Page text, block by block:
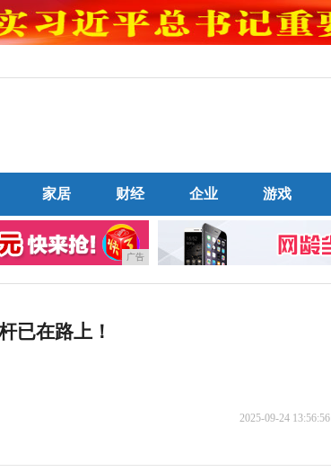
家居 财经 企业 游戏
广告
已在路上！
2025-09-24 13:56:56